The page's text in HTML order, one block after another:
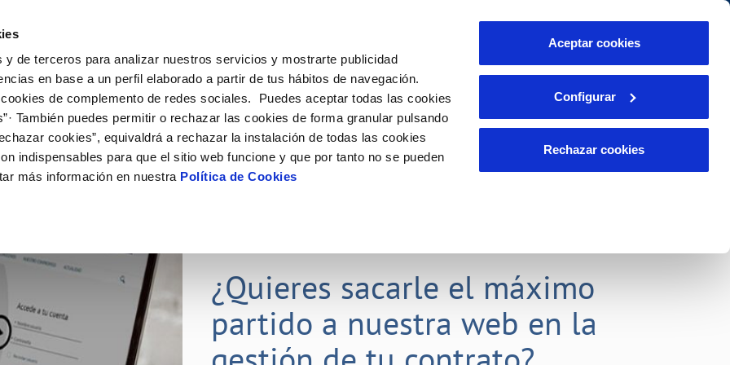
y de terceros para analizar nuestros servicios y mostrarte publicidad
en base a un perfil elaborado a partir de tus hábitos de navegación.
de complemento de redes sociales. Puedes aceptar todas las cookies
También puedes permitir o rechazar las cookies de forma granular pulsando
cookies”, equivaldrá a rechazar la instalación de todas las cookies
indispensables para que el sitio web funcione y que por tanto no se pueden
más información en nuestra Política de Cookies
Aceptar cookies
Configurar
Rechazar cookies
de suministro
de suministro
MODIFICACIÓN DE DATOS
Actualizar datos bancarios
Actualizar datos de domicilio
INCIDENCIAS
Comunica anomalías o posibles
VER TODAS LAS GESTIONES
Tu Servicio
AL CLIENTE
contacto
interés
de fuga interior
COMPROMISO DE SERVICIO
Customer Counsel (Defensa del cliente)
Normativa del servicio
Tu Agua
del agua
CUIDADOS DEL AGUA
Consejos de ahorro
Depósitos comunitarios
Conócenos
CONDUCTA
DE GESTIÓN Y CERTIFICADOS
PERFIL DEL CONTRATANTE
Plataforma de contratación del sector
público
Licitaciones en curso
PORTAL DE TRANSPARENCIA
Nuestros compromisos Área de clientes
¿Quieres sacarle el máximo
partido a nuestra web en la